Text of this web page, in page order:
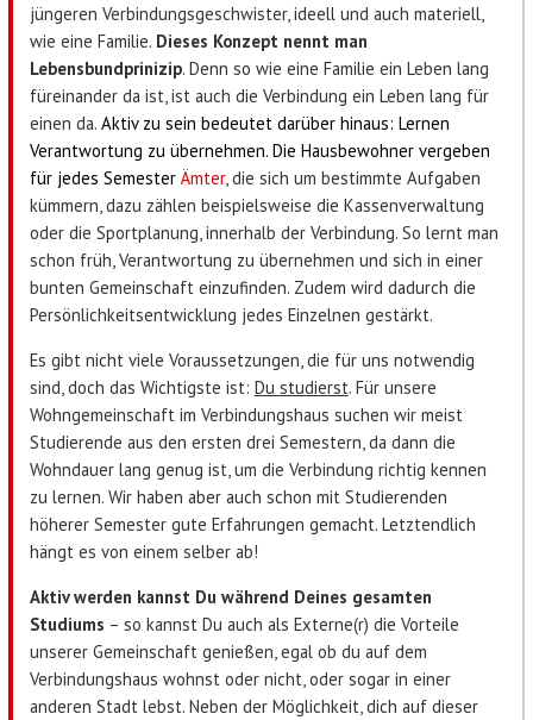
jüngeren Verbindungsgeschwister, ideell und auch materiell,
wie eine Familie. Dieses Konzept nennt man
Lebensbundprinizip. Denn so wie eine Familie ein Leben lang
füreinander da ist, ist auch die Verbindung ein Leben lang für
einen da. Aktiv zu sein bedeutet darüber hinaus: Lernen
Verantwortung zu übernehmen. Die Hausbewohner vergeben
für jedes Semester Ämter, die sich um bestimmte Aufgaben
kümmern, dazu zählen beispielsweise die Kassenverwaltung
oder die Sportplanung, innerhalb der Verbindung. So lernt man
schon früh, Verantwortung zu übernehmen und sich in einer
bunten Gemeinschaft einzufinden. Zudem wird dadurch die
Persönlichkeitsentwicklung jedes Einzelnen gestärkt.
Es gibt nicht viele Voraussetzungen, die für uns notwendig
sind, doch das Wichtigste ist: Du studierst. Für unsere
Wohngemeinschaft im Verbindungshaus suchen wir meist
Studierende aus den ersten drei Semestern, da dann die
Wohndauer lang genug ist, um die Verbindung richtig kennen
zu lernen. Wir haben aber auch schon mit Studierenden
höherer Semester gute Erfahrungen gemacht. Letztendlich
hängt es von einem selber ab!
Aktiv werden kannst Du während Deines gesamten
Studiums – so kannst Du auch als Externe(r) die Vorteile
unserer Gemeinschaft genießen, egal ob du auf dem
Verbindungshaus wohnst oder nicht, oder sogar in einer
anderen Stadt lebst. Neben der Möglichkeit, dich auf dieser